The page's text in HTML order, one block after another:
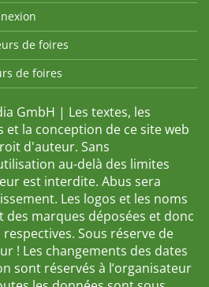
de foires
de foires
GmbH | Les textes, les
et la conception de ce site web
d'auteur. Sans
au-delà des limites
est interdite. Abus sera
Les logos et les noms
des marques déposées et donc
Sous réserve de
! Les changements des dates
sont réservés à l’organisateur